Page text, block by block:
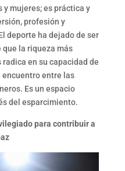
y mujeres; es práctica y
profesión y
deporte ha dejado de ser
la riqueza más
en su capacidad de
entre las
Es un espacio
del esparcimiento.
para contribuir a